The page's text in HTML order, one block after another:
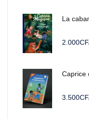
La
2.000
Caprice
3.500